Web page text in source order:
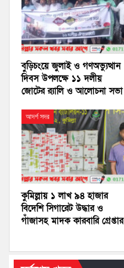
বুড়িচংয়ে জুলাই ও গণঅভ্যুত্থান
দিবস উপলক্ষে ১১ দলীয়
জোটের র‍্যালি ও আলোচনা সভা
আদর্শ সদর
কুমিল্লায় ১ লাখ ৯৪ হাজার
বিদেশি সিগারেট উদ্ধার ও
গাঁজাসহ মাদক কারবারি গ্রেপ্তার